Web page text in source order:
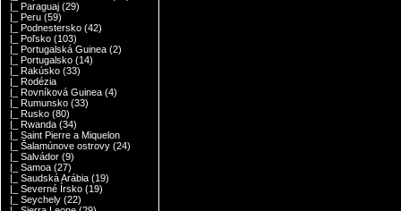
|_ Paraguaj (29)
|_ Peru (59)
|_ Podnestersko (42)
|_ Poľsko (103)
|_ Portugalská Guinea (2)
|_ Portugalsko (14)
|_ Rakúsko (33)
|_ Rodézia
|_ Rovníková Guinea (4)
|_ Rumunsko (33)
|_ Rusko (80)
|_ Rwanda (34)
|_ Saint Pierre a Miquelon
|_ Šalamúnove ostrovy (24)
|_ Salvádor (9)
|_ Samoa (27)
|_ Saudská Arábia (19)
|_ Severné Írsko (19)
|_ Seychely (22)